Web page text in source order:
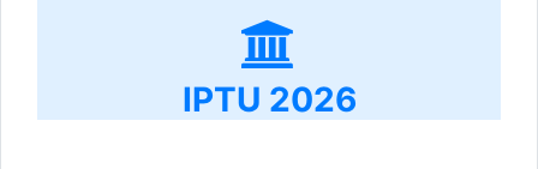
IPTU 2026